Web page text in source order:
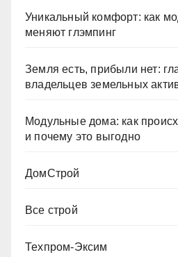
Уникальный комфорт: как
меняют глэмпинг
Земля есть, прибыли нет:
владельцев земельных
Модульные дома: как
и почему это выгодно
ДомСтрой
Все строй
Техпром-Эксим